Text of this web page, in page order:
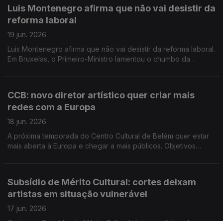
da coleção.
Luis Montenegro afirma que não vai desistir da
reforma laboral
19 jun. 2026
Luis Montenegro afirma que não vai desistir da reforma laboral.
Em Bruxelas, o Primeiro-Ministro lamentou o chumbo da
segundo os critérios legalmente previstos.
CCB: novo diretor artístico quer criar mais
redes com a Europa
18 jun. 2026
A próxima temporada do Centro Cultural de Belém quer estar
mais aberta à Europa e chegar a mais públicos. Objetivos
Subsídio de Mérito Cultural: cortes deixam
artistas em situação vulnerável
17 jun. 2026